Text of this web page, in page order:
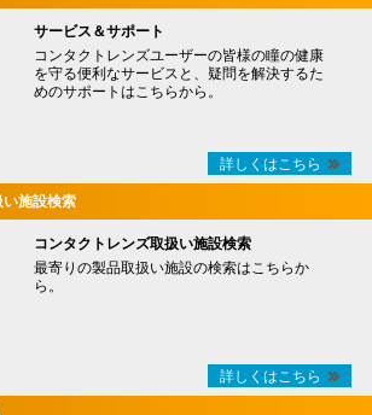
サービス＆サポート
コンタクトレンズユーザーの皆様の瞳の健康
を守る便利なサービスと、疑問を解決するた
めのサポートはこちらから。
詳しくはこちら
施設検索
コンタクトレンズ取扱い施設検索
最寄りの製品取扱い施設の検索はこちらか
ら。
詳しくはこちら